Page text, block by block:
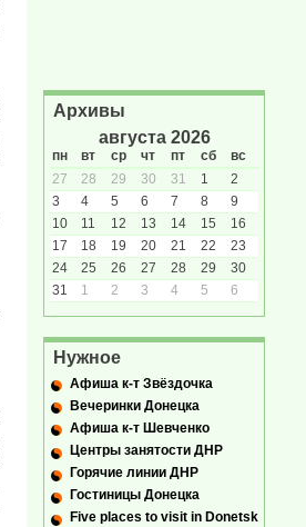
Архивы
августа 2026
пн вт ср чт пт сб
вс
27
28 29 30 31 1
2
3
4 5 6 7 8
9
10
11 12 13 14 15
16
17
18 19 20 21 22
23
24
25 26 27 28 29
30
31
1 2 3 4 5 6
Нужное
Афиша к-т Звёздочка
Вечеринки Донецка
Афиша к-т Шевченко
Центры занятости ДНР
Горячие линии ДНР
Гостиницы Донецка
Five places to visit in Donetsk